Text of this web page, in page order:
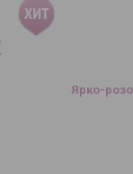
Ярко-